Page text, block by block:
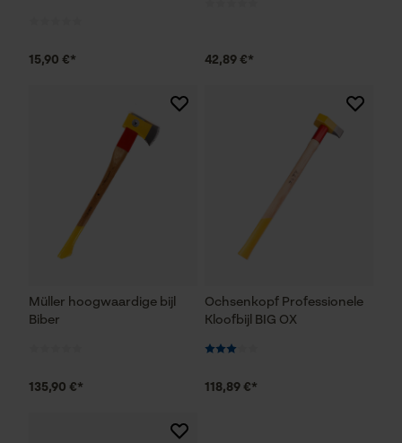
15,90 €* 42,89 €*
Müller hoogwaardige bijl
Biber
135,90 €*
Ochsenkopf Professionele
Kloofbijl BIG OX
118,89 €*
Econda Analytics
Mouseflow Web Analytics Tool
Gepersonaliseerde homepage
Opgeslagen winkelwagen